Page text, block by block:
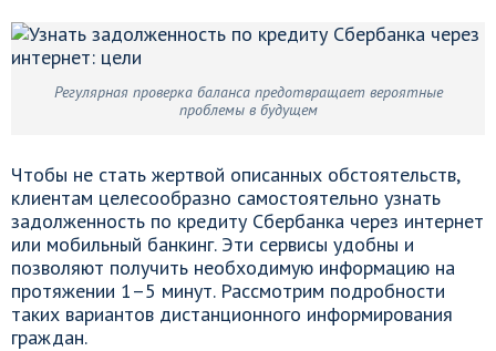
Регулярная проверка баланса предотвращает вероятные
проблемы в будущем
Чтобы не стать жертвой описанных обстоятельств,
клиентам целесообразно самостоятельно узнать
задолженность по кредиту Сбербанка через интернет
или мобильный банкинг. Эти сервисы удобны и
позволяют получить необходимую информацию на
протяжении 1–5 минут. Рассмотрим подробности
таких вариантов дистанционного информирования
граждан.